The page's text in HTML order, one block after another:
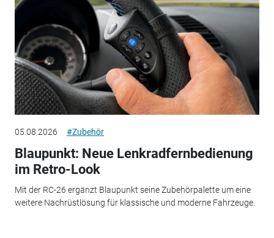
05.08.2026 #Zubehör
Blaupunkt: Neue Lenkradfernbedienung
im Retro-Look
Mit der RC-26 ergänzt Blaupunkt seine Zubehörpalette um eine
weitere Nachrüstlösung für klassische und moderne Fahrzeuge.